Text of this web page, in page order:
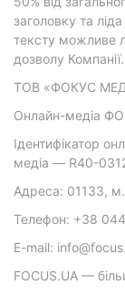
заголовку та
тексту можливе
дозволу Компанії.
ТОВ «ФОКУС
Онлайн-медіа
Ідентифікатор
медіа — R40-
Адреса: 01133, м.
Телефон: +38
E-mail:
FOCUS.UA —